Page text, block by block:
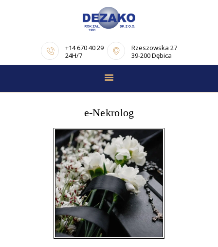
+14 670 40 29
24H/7
Rzeszowska 27
39-200 Dębica
STRONA GŁÓWNA
OFERTA
PORADNIK
POGRZEBOWY
OPINIE
KONTAKT
e-Nekrolog